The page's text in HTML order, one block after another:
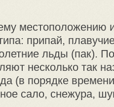
местоположению
припай,
льды (пак).
несколько так
(в порядке
сало, снежура,